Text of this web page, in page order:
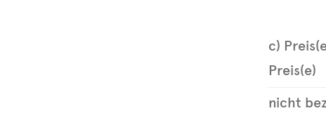
c)
Preis(e)
nicht